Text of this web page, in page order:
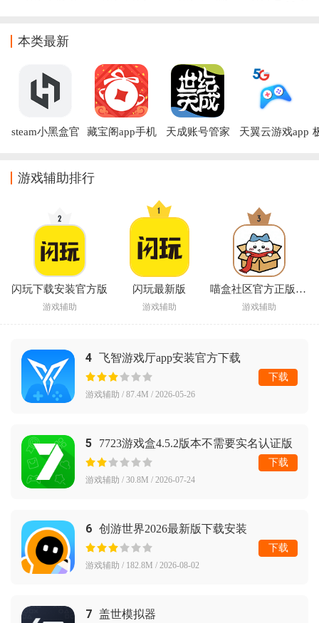
本类最新
steam小黑盒官
藏宝阁app手机
天成账号管家
天翼云游戏app
游戏辅助排行
闪玩下载安装官方版
游戏辅助
闪玩最新版
游戏辅助
喵盒社区官方正版下载
游戏辅助
4 飞智游戏厅app安装官方下载
游戏辅助 / 87.4M / 2026-05-26
下载
5
7723游戏盒4.5.2版本不需要实名认证版
版本
游戏辅助 / 30.8M / 2026-07-24
下载
6 创游世界2026最新版下载安装
游戏辅助 / 182.8M / 2026-08-02
下载
7 盖世模拟器